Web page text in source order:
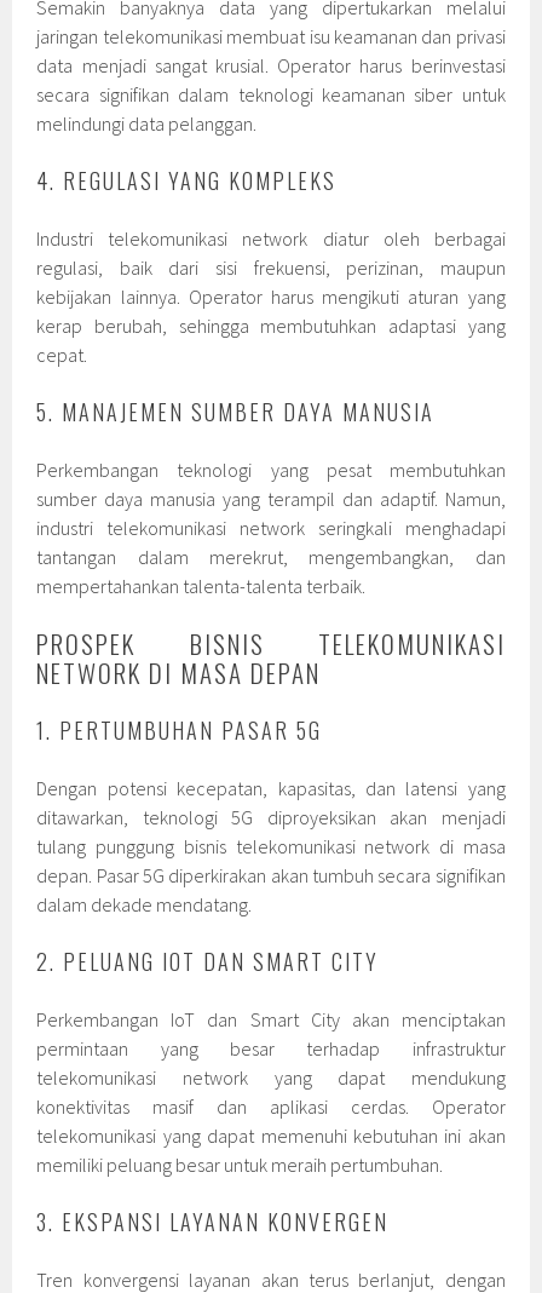
Semakin banyaknya data yang dipertukarkan melalui
jaringan telekomunikasi membuat isu keamanan dan privasi
data menjadi sangat krusial. Operator harus berinvestasi
secara signifikan dalam teknologi keamanan siber untuk
melindungi data pelanggan.
4. REGULASI YANG KOMPLEKS
Industri telekomunikasi network diatur oleh berbagai
regulasi, baik dari sisi frekuensi, perizinan, maupun
kebijakan lainnya. Operator harus mengikuti aturan yang
kerap berubah, sehingga membutuhkan adaptasi yang
cepat.
5. MANAJEMEN SUMBER DAYA MANUSIA
Perkembangan teknologi yang pesat membutuhkan
sumber daya manusia yang terampil dan adaptif. Namun,
industri telekomunikasi network seringkali menghadapi
tantangan dalam merekrut, mengembangkan, dan
mempertahankan talenta-talenta terbaik.
PROSPEK BISNIS TELEKOMUNIKASI
NETWORK DI MASA DEPAN
1. PERTUMBUHAN PASAR 5G
Dengan potensi kecepatan, kapasitas, dan latensi yang
ditawarkan, teknologi 5G diproyeksikan akan menjadi
tulang punggung bisnis telekomunikasi network di masa
depan. Pasar 5G diperkirakan akan tumbuh secara signifikan
dalam dekade mendatang.
2. PELUANG IOT DAN SMART CITY
Perkembangan IoT dan Smart City akan menciptakan
permintaan yang besar terhadap infrastruktur
telekomunikasi network yang dapat mendukung
konektivitas masif dan aplikasi cerdas. Operator
telekomunikasi yang dapat memenuhi kebutuhan ini akan
memiliki peluang besar untuk meraih pertumbuhan.
3. EKSPANSI LAYANAN KONVERGEN
Tren konvergensi layanan akan terus berlanjut, dengan